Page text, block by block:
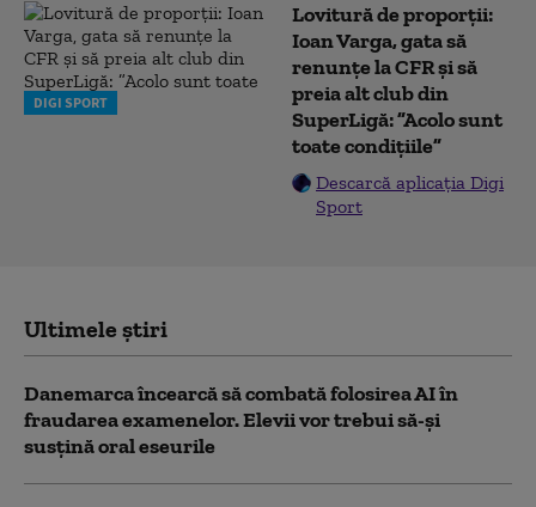
DIGI SPORT
Lovitură de proporții:
Ioan Varga, gata să
renunțe la CFR și să
preia alt club din
SuperLigă: ”Acolo sunt
toate condițiile”
Descarcă aplicația Digi
Sport
Ultimele știri
Danemarca încearcă să combată folosirea AI în
fraudarea examenelor. Elevii vor trebui să-şi
susţină oral eseurile